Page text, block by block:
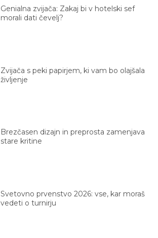
Genialna zvijača: Zakaj bi v hotelski sef
morali dati čevelj?
Zvijača s peki papirjem, ki vam bo olajšala
življenje
Brezčasen dizajn in preprosta zamenjava
stare kritine
Svetovno prvenstvo 2026: vse, kar moraš
vedeti o turnirju